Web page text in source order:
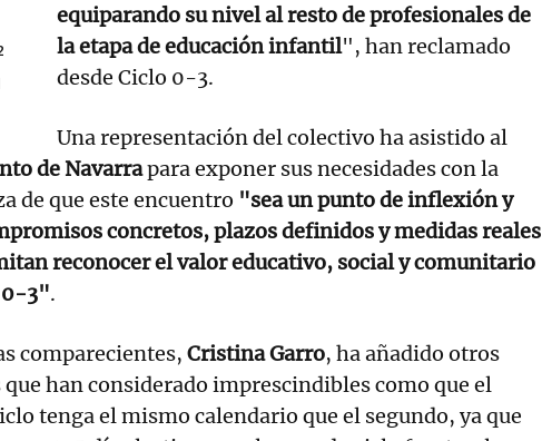
equiparando su nivel al resto de profesionales de
la etapa de educación infantil", han reclamado
desde Ciclo 0-3.
Una representación del colectivo ha asistido al
de Navarrapara exponer sus necesidades con la
de que este encuentro "sea un punto de inflexión y
concretos, plazos definidos y medidas reales
reconocer el valor educativo, social y comunitario
0-3".
comparecientes, Cristina Garro, ha añadido otros
que han considerado imprescindibles como que el
tenga el mismo calendario que el segundo, ya que